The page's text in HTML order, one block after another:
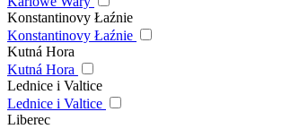
Konstantinovy Łaźnie
Konstantinovy Łaźnie
Kutná Hora
Kutná Hora
Lednice i Valtice
Lednice i Valtice
Liberec